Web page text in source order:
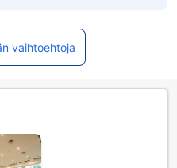
vaihtoehtoja